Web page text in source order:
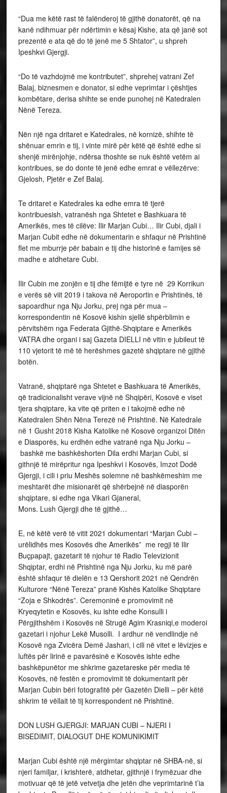
“Dua me këtë rast të falënderoj të gjithë donatorët, që na
kanë ndihmuar për ndërtimin e kësaj Kishe, ata që janë sot
prezentë e ata që do të jenë me 5 Shtator”, u shpreh
Ipeshkvi Gjergji.
“Do të vazhdojmë me kontributet”, shprehej vatrani Zef
Balaj, biznesmen e donator, si edhe veprimtar i çështjes
kombëtare, derisa shihte se ende punohej në Katedralen
Nënë Tereza.
Nën një nga dritaret e Katedrales, në kornizë, shihte të
shënuar emrin e tij, i vinte mirë për këtë që është edhe si
shenjë mirënjohje, ndërsa thoshte se nuk është vetëm ai
kontribues, se do donte të jenë edhe emrat e vëllezërve:
Gjelosh, Pjetër e Zef Balaj.
Te dritaret e Katedrales ka edhe emra të tjerë
kontribuesish, vatranësh nga Shtetet e Bashkuara të
Amerikës, mes të cilëve: Ilir Marjan Cubi… Ilir Cubi, djali i
Marjan Cubit edhe në dokumentarin e shfaqur në Prishtinë
flet me mburrje për babain e tij dhe historinë e famijes së
madhe e atdhetare Cubi.
Ilir Cubin me zonjën e tij dhe fëmijtë e tyre në 29 Korrikun
e verës së viit 2019 i takova në Aeroportin e Prishtinës, të
sapoardhur nga Nju Jorku, prej nga për mua –
korrespondentin në Kosovë kishin sjellë shpërblimin e
përvitshëm nga Federata Gjithë-Shqiptare e Amerikës
VATRA dhe organi i saj Gazeta DIELLI në vitin e jubileut të
110 vjetorit të më të herëshmes gazetë shqiptare në gjithë
botën.
Vatranë, shqiptarë nga Shtetet e Bashkuara të Amerikës,
që tradicionalisht verave vijnë në Shqipëri, Kosovë e viset
tjera shqiptare, ka vite që priten e i takojmë edhe në
Katedralen Shën Nëna Terezë në Prishtinë. Në Katedrale
në 1 Gusht 2018 Kisha Katolike në Kosovë organizoi Ditën
e Diasporës, ku erdhën edhe vatranë nga Nju Jorku –
bashkë me bashkëshorten Dila erdhi Marjan Cubi, si
githnjë të mirëpritur nga Ipeshkvi i Kosovës, Imzot Dodë
Gjergji, i cili i priu Meshës solemne në bashkëmeshim me
meshtarët dhe misionarët që shërbejnë në diasporën
shqiptare, si edhe nga Vikari Gjaneral,
Mons. Lush Gjergji dhe të gjithë…
E, në këtë verë të vitit 2021 dokumentari “Marjan Cubi –
urëlidhës mes Kosovës dhe Amerikës” me regji të Ilir
Buçpapajt, gazetarit të njohur të Radio Televizionit
Shqiptar, erdhi në Prishtinë nga Nju Jorku, ku më parë
është shfaqur të dielën e 13 Qershorit 2021 në Qendrën
Kulturore “Nënë Tereza” pranë Kishës Katolike Shqiptare
“Zoja e Shkodrës”. Ceremoninë e promovimit në
Kryeqytetin e Kosovës, ku ishte edhe Konsulli i
Përgjithshëm i Kosovës në Strugë Agim Krasniqi,e moderoi
gazetari i njohur Lekë Musolli. I ardhur në vendlindje në
Kosovë nga Zvicëra Demë Jashari, i cili në vitet e lëvizjes e
luftës për lirinë e pavarësinë e Kosovës ishte edhe
bashkëpunëtor me shkrime gazetareske për media të
Kosovës, në festën e promovimit të dokumentarit për
Marjan Cubin bëri fotografitë për Gazetën Dielli – për këtë
shkrim të vëllait të tij korrespondent në Prishtinë.
DON LUSH GJERGJI: MARJAN CUBI – NJERI I
BISEDIMIT, DIALOGUT DHE KOMUNIKIMIT
Marjan Cubi është një mërgimtar shqiptar në SHBA-në, si
njeri familjar, i krishterë, atdhetar, gjithnjë i frymëzuar dhe
motivuar që të jetë vetvetja dhe jetën dhe veprimtarinë t’ia